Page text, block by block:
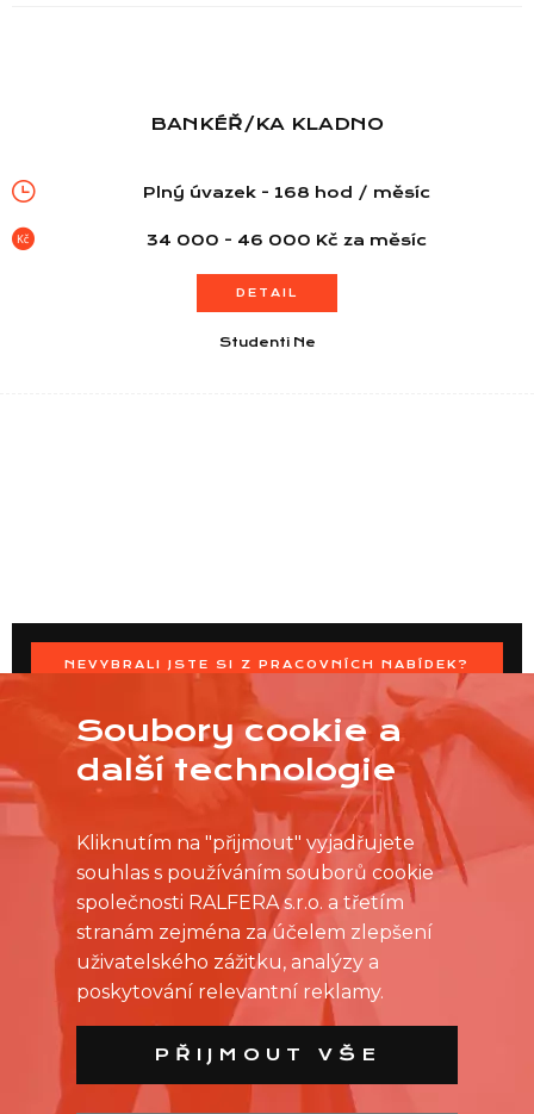
BANKÉŘ/KA KLADNO
Plný úvazek - 168 hod / měsíc
34 000 - 46 000 Kč za měsíc
DETAIL
Studenti Ne
NEVYBRALI JSTE SI Z PRACOVNÍCH NABÍDEK?
OSLOVTE PRODEJNU PŘÍMO S VAŠIMI ČASOVÝMI
MOŽNOSTMI
Soubory cookie a
další technologie
Kliknutím na "přijmout" vyjadřujete
souhlas s používáním souborů cookie
společnosti RALFERA s.r.o. a třetím
stranám zejména za účelem zlepšení
uživatelského zážitku, analýzy a
poskytování relevantní reklamy.
PŘIJMOUT VŠE